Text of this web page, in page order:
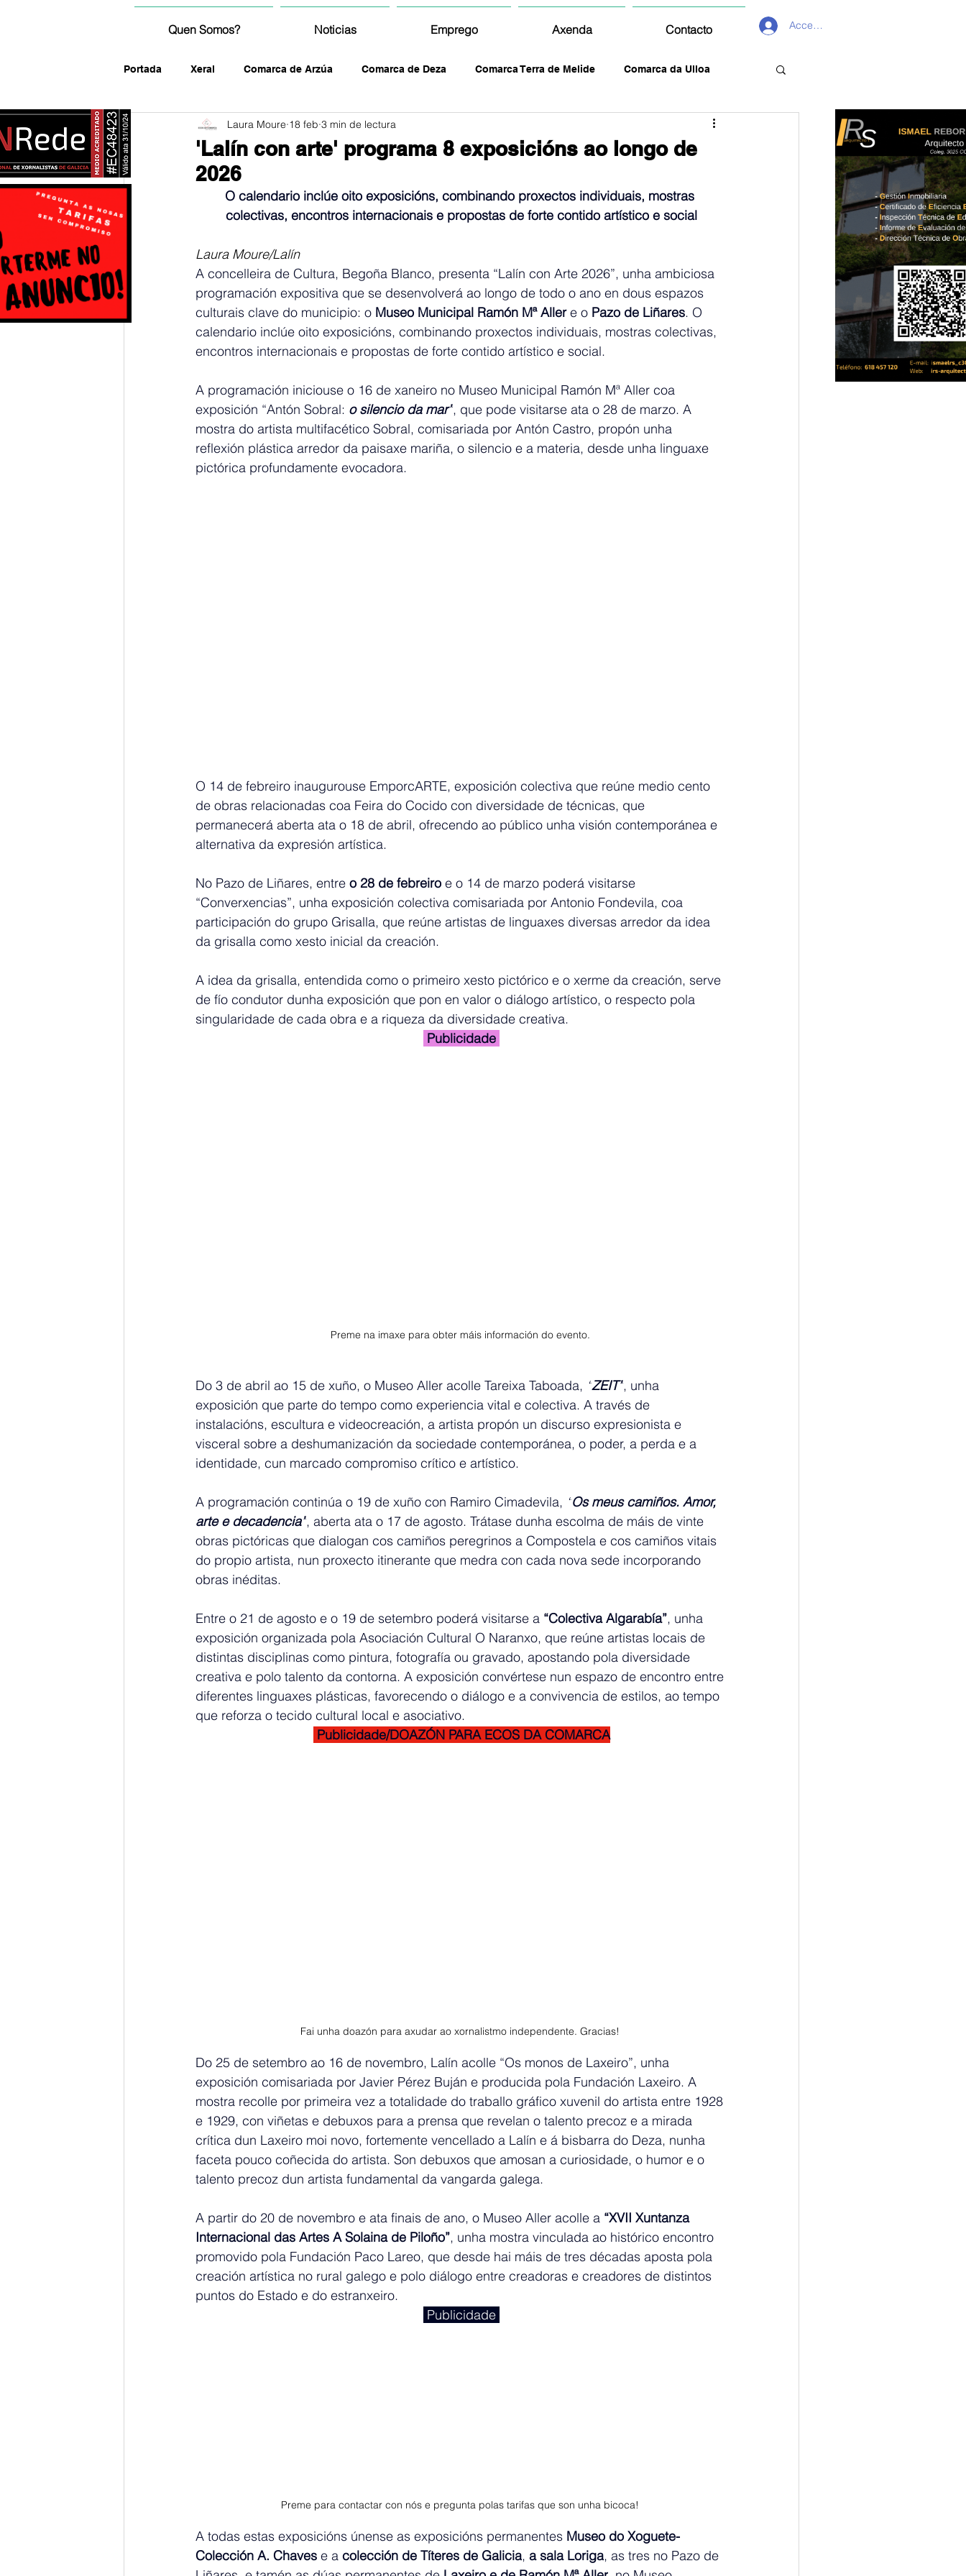
Quen Somos? Noticias Emprego Axenda Contacto Acceder
Portada Xeral Comarca de Arzúa Comarca de Deza Comarca Terra de Melide Comarca da Ulloa
fotografía
'Lalín con arte' programa 8 exposicións ao longo de
2026
Laura Moure 18 feb 3 min de lectura
O calendario inclúe oito exposicións, combinando proxectos individuais, mostras
colectivas, encontros internacionais e propostas de forte contido artístico e social
Laura Moure/Lalín
A concelleira de Cultura, Begoña Blanco, presenta “Lalín con Arte 2026”, unha ambiciosa
programación expositiva que se desenvolverá ao longo de todo o ano en dous espazos
culturais clave do municipio: o Museo Municipal Ramón Mª Aller e o Pazo de Liñares. O
calendario inclúe oito exposicións, combinando proxectos individuais, mostras colectivas,
encontros internacionais e propostas de forte contido artístico e social.
A programación iniciouse o 16 de xaneiro no Museo Municipal Ramón Mª Aller coa
exposición “Antón Sobral: o silencio da mar”, que pode visitarse ata o 28 de marzo. A
mostra do artista multifacético Sobral, comisariada por Antón Castro, propón unha
reflexión plástica arredor da paisaxe mariña, o silencio e a materia, desde unha linguaxe
pictórica profundamente evocadora.
O 14 de febreiro inaugurouse EmporcARTE, exposición colectiva que reúne medio cento
de obras relacionadas coa Feira do Cocido con diversidade de técnicas, que
permanecerá aberta ata o 18 de abril, ofrecendo ao público unha visión contemporánea e
alternativa da expresión artística.
No Pazo de Liñares, entre o 28 de febreiro e o 14 de marzo poderá visitarse
“Converxencias”, unha exposición colectiva comisariada por Antonio Fondevila, coa
participación do grupo Grisalla, que reúne artistas de linguaxes diversas arredor da idea
da grisalla como xesto inicial da creación.
A idea da grisalla, entendida como o primeiro xesto pictórico e o xerme da creación, serve
de fío condutor dunha exposición que pon en valor o diálogo artístico, o respecto pola
singularidade de cada obra e a riqueza da diversidade creativa.
Publicidade
Preme na imaxe para obter máis información do evento.
Do 3 de abril ao 15 de xuño, o Museo Aller acolle Tareixa Taboada, “ZEIT”, unha
exposición que parte do tempo como experiencia vital e colectiva. A través de
instalacións, escultura e videocreación, a artista propón un discurso expresionista e
visceral sobre a deshumanización da sociedade contemporánea, o poder, a perda e a
identidade, cun marcado compromiso crítico e artístico.
A programación continúa o 19 de xuño con Ramiro Cimadevila, “Os meus camiños. Amor,
arte e decadencia”, aberta ata o 17 de agosto. Trátase dunha escolma de máis de vinte
obras pictóricas que dialogan cos camiños peregrinos a Compostela e cos camiños vitais
do propio artista, nun proxecto itinerante que medra con cada nova sede incorporando
obras inéditas.
Entre o 21 de agosto e o 19 de setembro poderá visitarse a “Colectiva Algarabía”, unha
exposición organizada pola Asociación Cultural O Naranxo, que reúne artistas locais de
distintas disciplinas como pintura, fotografía ou gravado, apostando pola diversidade
creativa e polo talento da contorna. A exposición convértese nun espazo de encontro entre
diferentes linguaxes plásticas, favorecendo o diálogo e a convivencia de estilos, ao tempo
que reforza o tecido cultural local e asociativo.
Publicidade/DOAZÓN PARA ECOS DA COMARCA
Fai unha doazón para axudar ao xornalistmo independente. Gracias!
Do 25 de setembro ao 16 de novembro, Lalín acolle “Os monos de Laxeiro”, unha
exposición comisariada por Javier Pérez Buján e producida pola Fundación Laxeiro. A
mostra recolle por primeira vez a totalidade do traballo gráfico xuvenil do artista entre 1928
e 1929, con viñetas e debuxos para a prensa que revelan o talento precoz e a mirada
crítica dun Laxeiro moi novo, fortemente vencellado a Lalín e á bisbarra do Deza, nunha
faceta pouco coñecida do artista. Son debuxos que amosan a curiosidade, o humor e o
talento precoz dun artista fundamental da vangarda galega.
A partir do 20 de novembro e ata finais de ano, o Museo Aller acolle a “XVII Xuntanza
Internacional das Artes A Solaina de Piloño”, unha mostra vinculada ao histórico encontro
promovido pola Fundación Paco Lareo, que desde hai máis de tres décadas aposta pola
creación artística no rural galego e polo diálogo entre creadoras e creadores de distintos
puntos do Estado e do estranxeiro.
Publicidade
Preme para contactar con nós e pregunta polas tarifas que son unha bicoca!
A todas estas exposicións únense as exposicións permanentes Museo do Xoguete-
Colección A. Chaves e a colección de Títeres de Galicia, a sala Loriga, as tres no Pazo de